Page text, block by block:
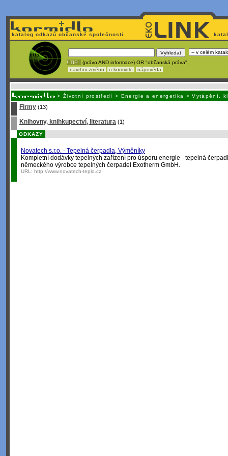
katalog odkazů občanské společnosti
! TIP : (právo AND informace) OR "občanská práva"
navrhni změnu
o kormidle nápověda
> Životní prostředí > Energie a energetika >Vytápění,
Firmy (13)
Knihovny, knihkupectví, literatura (1)
ODKAZY
Novatech s.r.o. - Tepelná čerpadla, Výměníky
Kompletní dodávky tepelných zařízení pro úsporu energie - tepelná
německého výrobce tepelných čerpadel Exotherm GmbH.
URL: http://www.novatech-teplo.cz